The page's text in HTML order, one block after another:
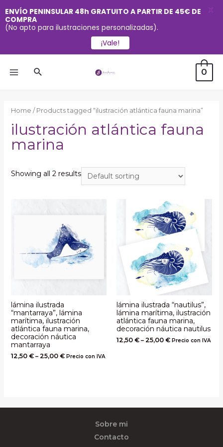
Buscar 0
Home / Products tagged “ilustración atlántica fauna marina”
ilustración atlántica fauna
marina
Showing all 2 results
lámina ilustrada
“mantarraya”, lámina
marítima, ilustración
atlántica fauna marina,
decoración náutica
mantarraya
12,50 €– 25,00 € Precio con IVA
lámina ilustrada “nautilus”,
lámina marítima, ilustración
atlántica fauna marina,
decoración náutica nautilus
12,50 € – 25,00 € Precio con IVA
Sobre mi
Contacto
ENVÍO PENINSULAR 48h GRATUITO A PARTIR DE 45€ DE
COMPRA
(No apto para ilustraciones personalizadas).
¡Vale!
X